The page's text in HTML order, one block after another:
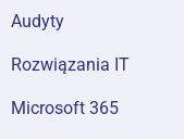
Audyty
Rozwiązania IT
Microsoft 365